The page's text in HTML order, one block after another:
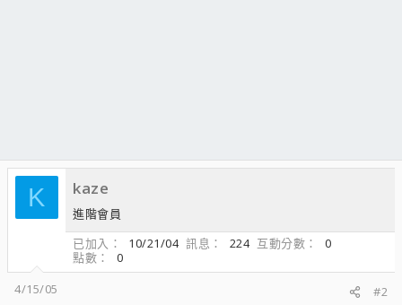
K kaze
進階會員
已加入
10/21/04 訊息 224 互動分數
0
點數
0
4/15/05
#2